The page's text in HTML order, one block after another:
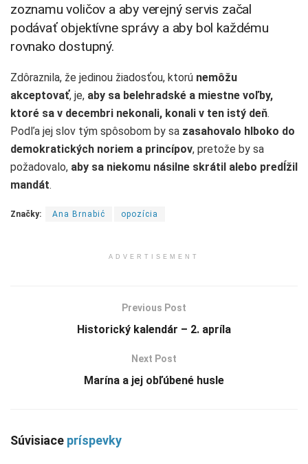
zoznamu voličov a aby verejný servis začal
podávať objektívne správy a aby bol každému
rovnako dostupný.
Zdôraznila, že jedinou žiadosťou, ktorú nemôžu
akceptovať, je, aby sa belehradské a miestne voľby,
ktoré sa v decembri nekonali, konali v ten istý deň.
Podľa jej slov tým spôsobom by sa zasahovalo hlboko do
demokratických noriem a princípov, pretože by sa
požadovalo, aby sa niekomu násilne skrátil alebo predĺžil
mandát.
Značky: Ana Brnabić opozícia
ADVERTISEMENT
Previous Post
Historický kalendár – 2. apríla
Next Post
Marína a jej obľúbené husle
Súvisiace príspevky